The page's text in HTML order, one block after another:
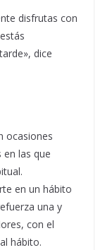
disfrutas con
dice
ocasiones
las que
en un hábito
una y
con el
hábito.